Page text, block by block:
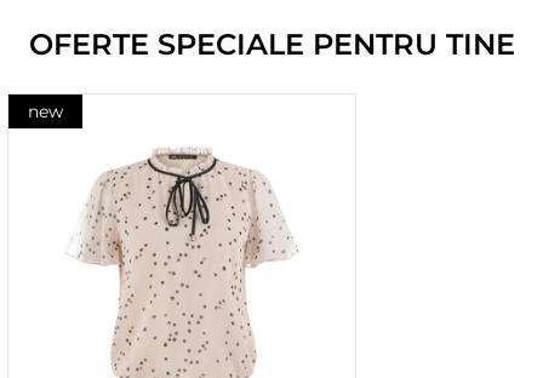
OFERTE SPECIALE PENTRU TINE
new